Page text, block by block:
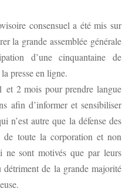
consensuel a été mis sur
la grande assemblée générale
d’une cinquantaine de
presse en ligne.
et 2 mois pour prendre langue
afin d’informer et sensibiliser
n’est autre que la défense des
de toute la corporation et non
ne sont motivés que par leurs
détriment de la grande majorité